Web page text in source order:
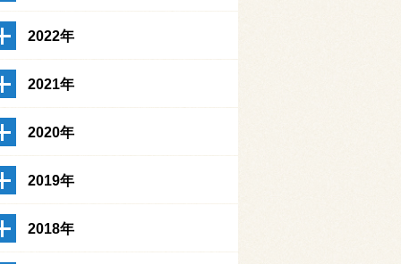
2022年
2021年
2020年
2019年
2018年